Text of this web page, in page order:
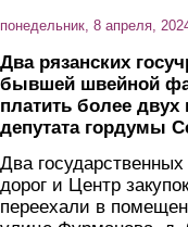
понедельник, 8 апреля,
Два рязанских
бывшей швейной
платить более
депутата гордумы
Два
дорог и Центр
переехали в